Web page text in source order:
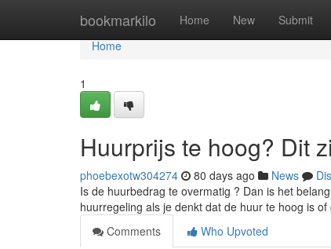
bookmarkilo Home New Submit
Home
Home
1
Huurprijs te hoog? Dit
phoebexotw304274 80 days ago News
Is de huurbedrag te overmatig ? Dan is het
huurregeling als je denkt dat de huur te hoog is
Comments
Who Upvoted